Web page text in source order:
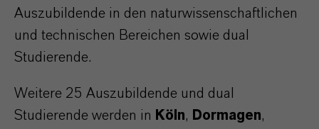
Auszubildende in den naturwissenschaftlichen
und technischen Bereichen sowie dual
Studierende.
Weitere 25 Auszubildende und dual
Studierende werden in Köln, Dormagen,